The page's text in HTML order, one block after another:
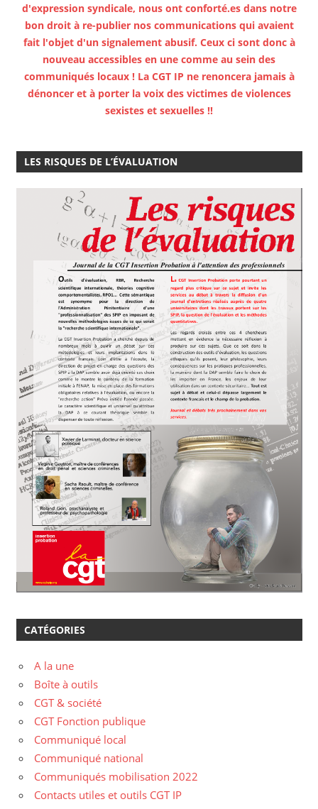
d'expression syndicale, nous ont conforté.es dans notre
bon droit à re-publier nos communications qui avaient
fait l'objet d'un signalement abusif. Ceux ci sont donc à
nouveau accessibles en une comme au sein des
communiqués locaux ! La CGT IP ne renoncera jamais à
dénoncer et à porter la voix des victimes de violences
sexistes et sexuelles !!
LES RISQUES DE L’ÉVALUATION
CATÉGORIES
A la une
Boîte à outils
CGT & société
CGT Fonction publique
Communiqué local
Communiqué national
Communiqués mobilisation 2022
Contacts utiles et outils CGT IP